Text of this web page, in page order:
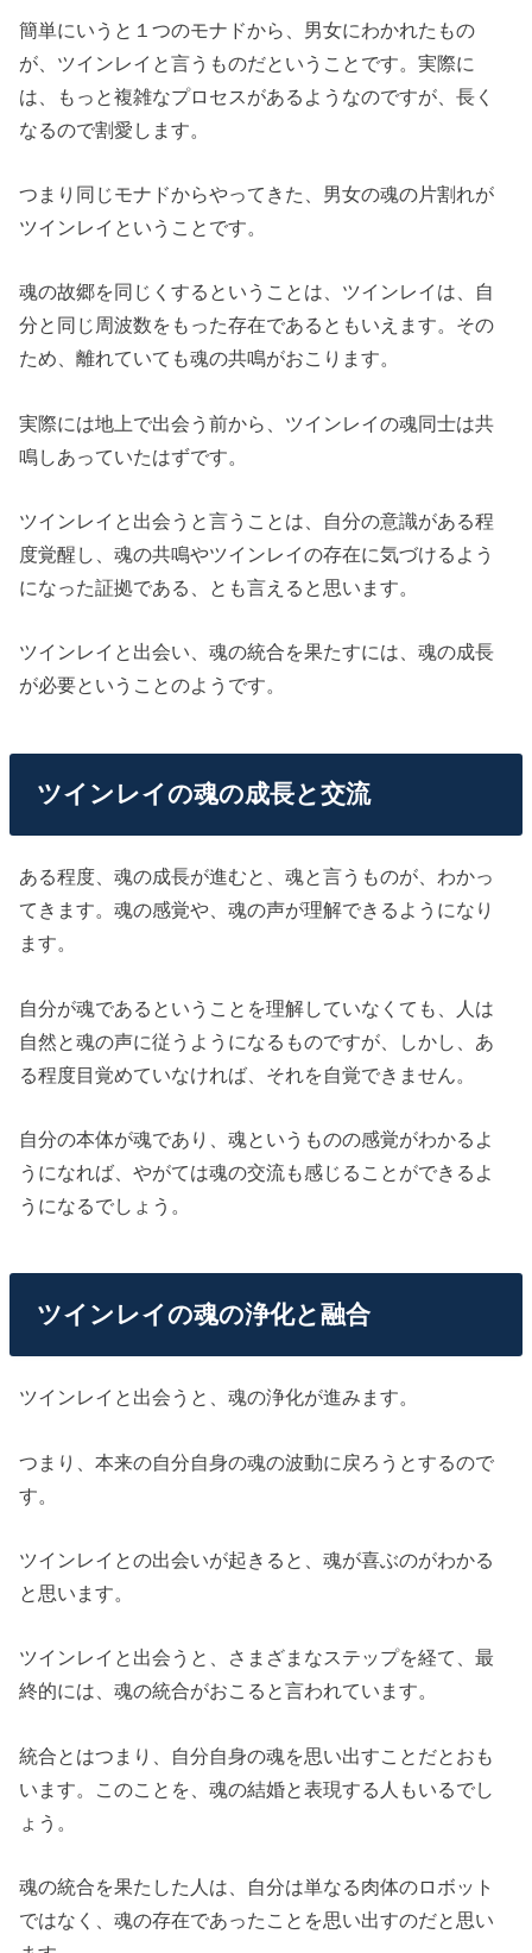
簡単にいうと１つのモナドから、男女にわかれたもの
が、ツインレイと言うものだということです。実際に
は、もっと複雑なプロセスがあるようなのですが、長く
なるので割愛します。
つまり同じモナドからやってきた、男女の魂の片割れが
ツインレイということです。
魂の故郷を同じくするということは、ツインレイは、自
分と同じ周波数をもった存在であるともいえます。その
ため、離れていても魂の共鳴がおこります。
実際には地上で出会う前から、ツインレイの魂同士は共
鳴しあっていたはずです。
ツインレイと出会うと言うことは、自分の意識がある程
度覚醒し、魂の共鳴やツインレイの存在に気づけるよう
になった証拠である、とも言えると思います。
ツインレイと出会い、魂の統合を果たすには、魂の成長
が必要ということのようです。
ツインレイの魂の成長と交流
ある程度、魂の成長が進むと、魂と言うものが、わかっ
てきます。魂の感覚や、魂の声が理解できるようになり
ます。
自分が魂であるということを理解していなくても、人は
自然と魂の声に従うようになるものですが、しかし、あ
る程度目覚めていなければ、それを自覚できません。
自分の本体が魂であり、魂というものの感覚がわかるよ
うになれば、やがては魂の交流も感じることができるよ
うになるでしょう。
ツインレイの魂の浄化と融合
ツインレイと出会うと、魂の浄化が進みます。
つまり、本来の自分自身の魂の波動に戻ろうとするので
す。
ツインレイとの出会いが起きると、魂が喜ぶのがわかる
と思います。
ツインレイと出会うと、さまざまなステップを経て、最
終的には、魂の統合がおこると言われています。
統合とはつまり、自分自身の魂を思い出すことだとおも
います。このことを、魂の結婚と表現する人もいるでし
ょう。
魂の統合を果たした人は、自分は単なる肉体のロボット
ではなく、魂の存在であったことを思い出すのだと思い